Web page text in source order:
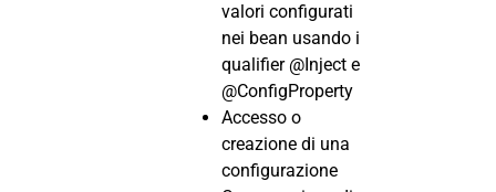
valori configurati
nei bean usando i
qualifier @Inject e
@ConfigProperty
Accesso o
creazione di una
configurazione